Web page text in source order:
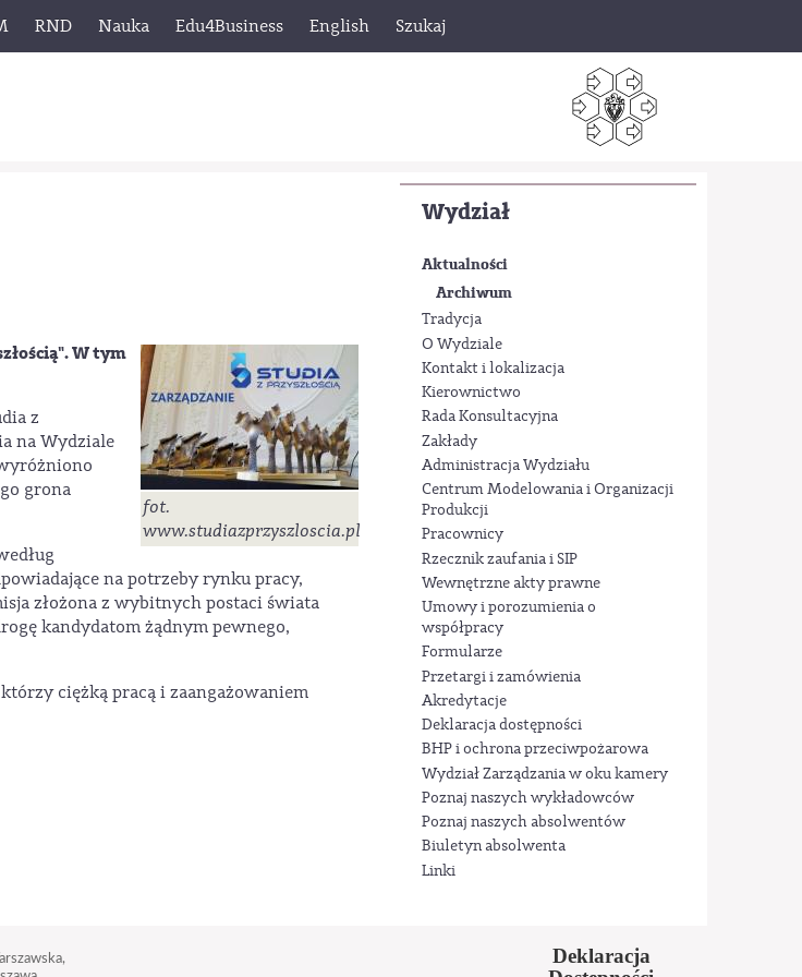
RND Nauka Edu4Business English Szukaj
Wydział
Aktualności
Archiwum
Tradycja
O Wydziale
Kontakt i lokalizacja
Kierownictwo
Rada Konsultacyjna
Zakłady
Administracja Wydziału
Centrum Modelowania i Organizacji
Produkcji
Pracownicy
Rzecznik zaufania i SIP
Wewnętrzne akty prawne
Umowy i porozumienia o
współpracy
Formularze
Przetargi i zamówienia
Akredytacje
Deklaracja dostępności
BHP i ochrona przeciwpożarowa
Wydział Zarządzania w oku kamery
Poznaj naszych wykładowców
Poznaj naszych absolwentów
Biuletyn absolwenta
Linki
fot.
www.studiazprzyszloscia.pl
W tym
z
na Wydziale
grona
na potrzeby rynku pracy,
złożona z wybitnych postaci świata
kandydatom żądnym pewnego,
ciężką pracą i zaangażowaniem
Deklaracja